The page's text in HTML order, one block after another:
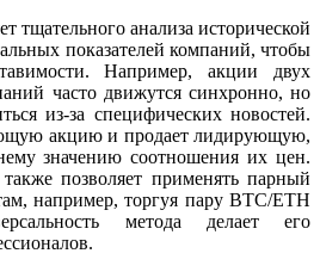
тщательного анализа исторической
показателей компаний, чтобы
Например, акции двух
часто движутся синхронно, но
из-за специфических новостей.
акцию и продает лидирующую,
значению соотношения их цен.
позволяет применять парный
например, торгуя пару BTC/ETH
метода делает его